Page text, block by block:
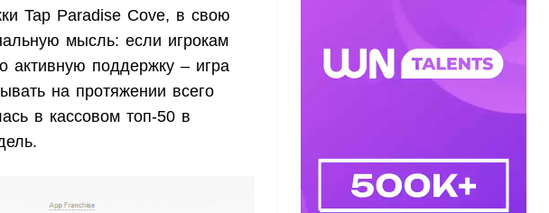
Tap Paradise Cove, в свою
мысль: если игрокам
активную поддержку – игра
на протяжении всего
в кассовом топ-50 в